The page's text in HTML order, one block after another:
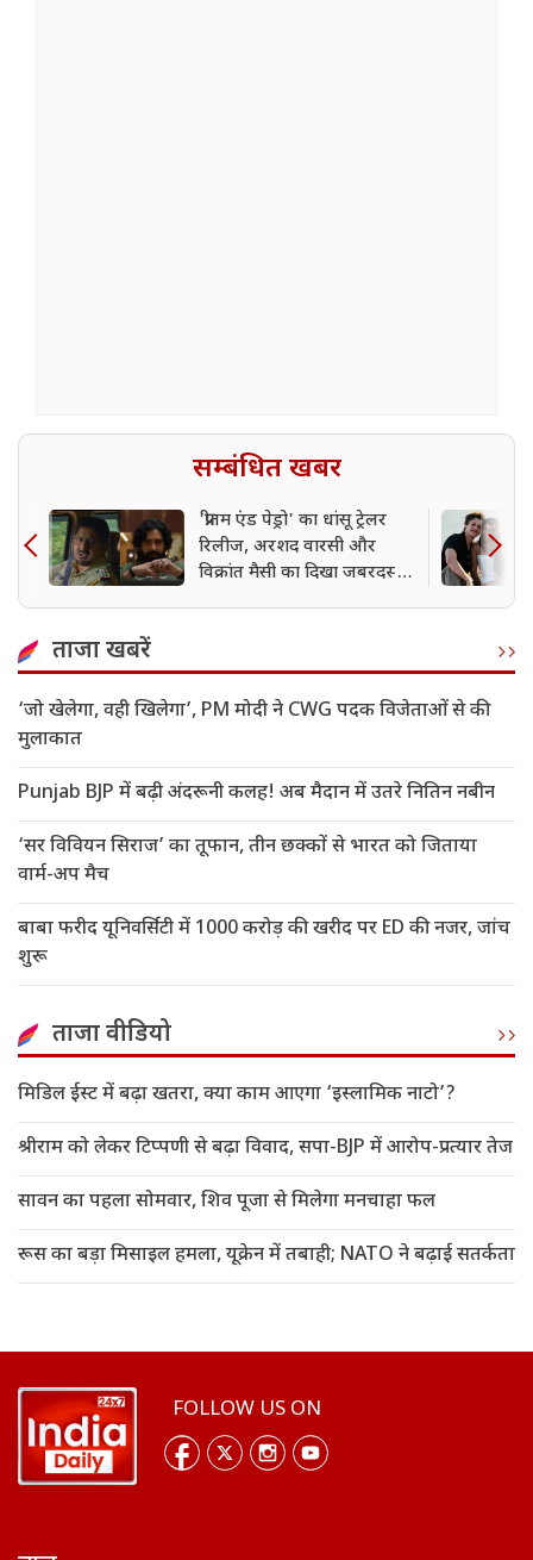
सम्बंधित खबर
'प्रीतम एंड पेड्रो' का धांसू ट्रेलर
रिलीज, अरशद वारसी और
विक्रांत मैसी का दिखा जबरदस्त
ताजा खबरें
‘जो खेलेगा, वही खिलेगा’, PM मोदी ने CWG पदक विजेताओं से की
मुलाकात
Punjab BJP में बढ़ी अंदरूनी कलह! अब मैदान में उतरे नितिन नबीन
‘सर विवियन सिराज’ का तूफान, तीन छक्कों से भारत को जिताया
वार्म-अप मैच
बाबा फरीद यूनिवर्सिटी में 1000 करोड़ की खरीद पर ED की नजर, जांच
शुरू
ताजा वीडियो
मिडिल ईस्ट में बढ़ा खतरा, क्या काम आएगा ‘इस्लामिक नाटो’?
श्रीराम को लेकर टिप्पणी से बढ़ा विवाद, सपा-BJP में आरोप-प्रत्यार तेज
सावन का पहला सोमवार, शिव पूजा से मिलेगा मनचाहा फल
रूस का बड़ा मिसाइल हमला, यूक्रेन में तबाही; NATO ने बढ़ाई सतर्कता
FOLLOW US ON